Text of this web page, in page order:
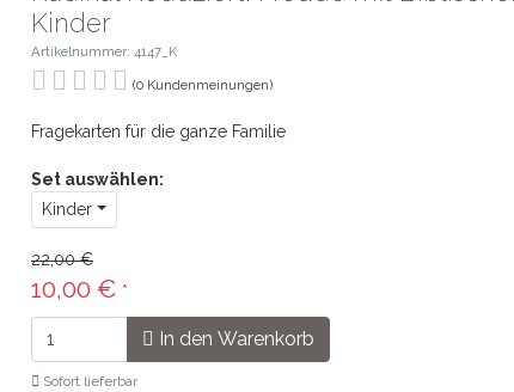
Kinder
Artikelnummer: 4147_K
(0 Kundenmeinungen)
Fragekarten für die ganze Familie
Set auswählen:
Kinder
22,00 €
10,00 € *
In den Warenkorb
Sofort lieferbar